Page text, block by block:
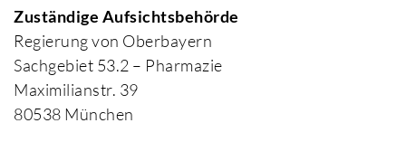
Zuständige Aufsichtsbehörde
Regierung von Oberbayern
Sachgebiet 53.2 – Pharmazie
Maximilianstr. 39
80538 München